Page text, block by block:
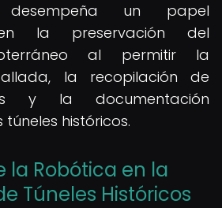
un papel
la preservación del
al permitir la
la recopilación de
y la documentación
históricos.
la Robótica en la
Túneles Históricos